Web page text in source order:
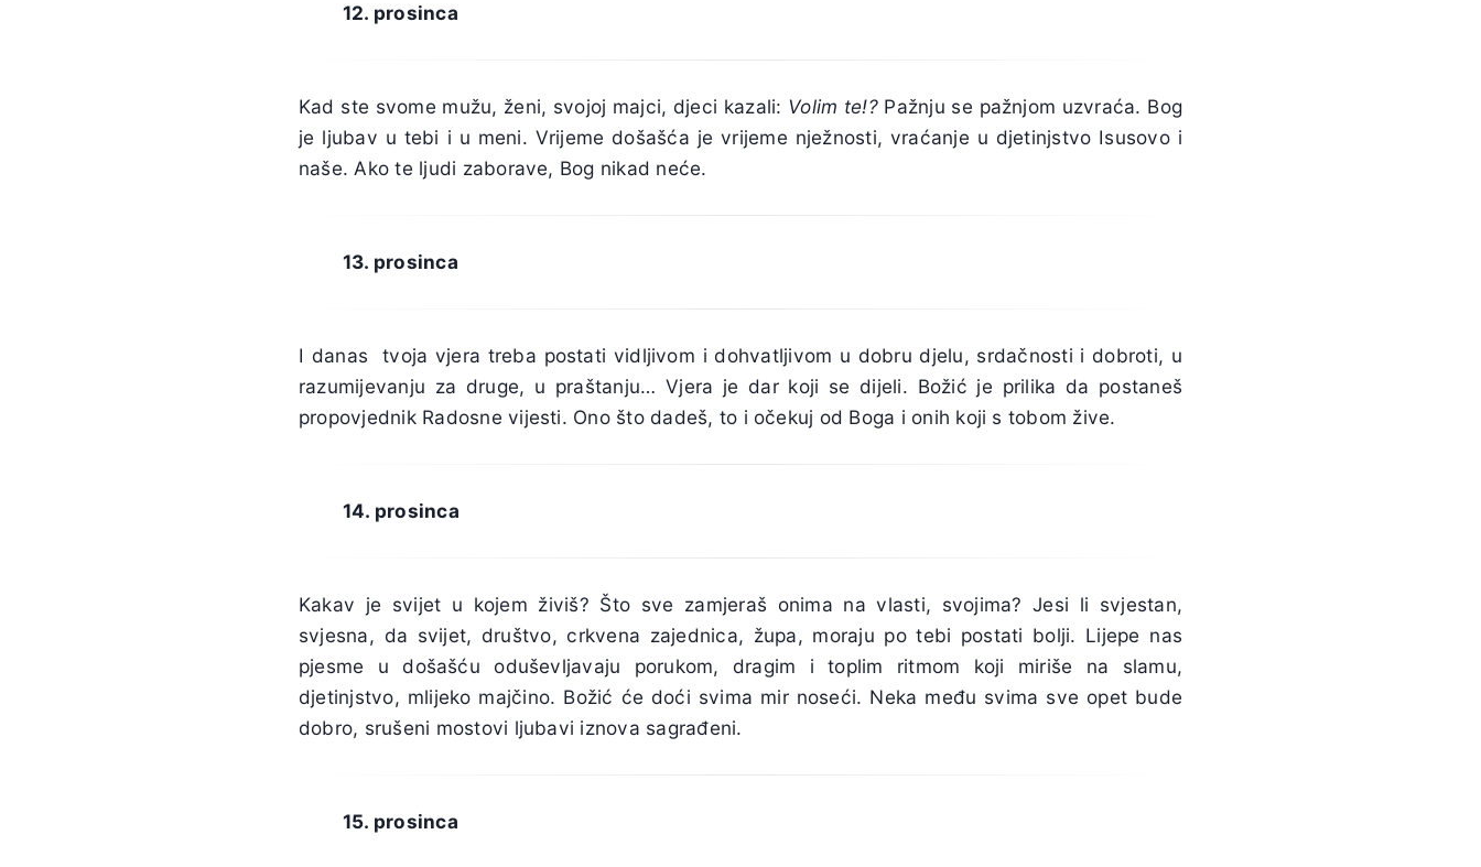
12. prosinca
Kad ste svome mužu, ženi, svojoj majci, djeci kazali: Volim te!?Pažnju se pažnjom uzvraća. Bog
je ljubav u tebi i u meni. Vrijeme došašća je vrijeme nježnosti, vraćanje u djetinjstvo Isusovo i
naše. Ako te ljudi zaborave, Bog nikad neće.
13. prosinca
I danas tvoja vjera treba postati vidljivom i dohvatljivom u dobru djelu, srdačnosti i dobroti, u
razumijevanju za druge, u praštanju… Vjera je dar koji se dijeli. Božić je prilika da postaneš
propovjednik Radosne vijesti. Ono što dadeš, to i očekuj od Boga i onih koji s tobom žive.
14. prosinca
Kakav je svijet u kojem živiš? Što sve zamjeraš onima na vlasti, svojima? Jesi li svjestan,
svjesna, da svijet, društvo, crkvena zajednica, župa, moraju po tebi postati bolji. Lijepe nas
pjesme u došašću oduševljavaju porukom, dragim i toplim ritmom koji miriše na slamu,
djetinjstvo, mlijeko majčino. Božić će doći svima mir noseći. Neka među svima sve opet bude
dobro, srušeni mostovi ljubavi iznova sagrađeni.
15. prosinca